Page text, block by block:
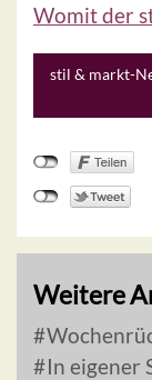
Womit der
stil & markt-
Weitere
In eigener